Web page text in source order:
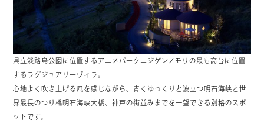
県立淡路島公園に位置するアニメパークニジゲンノモリの最も高台に位置
するラグジュアリーヴィラ。
心地よく吹き上げる風を感じながら、青くゆっくりと波立つ明石海峡と世
界最長のつり橋明石海峡大橋、神戸の街並みまでを一望できる別格のスポ
ットです。